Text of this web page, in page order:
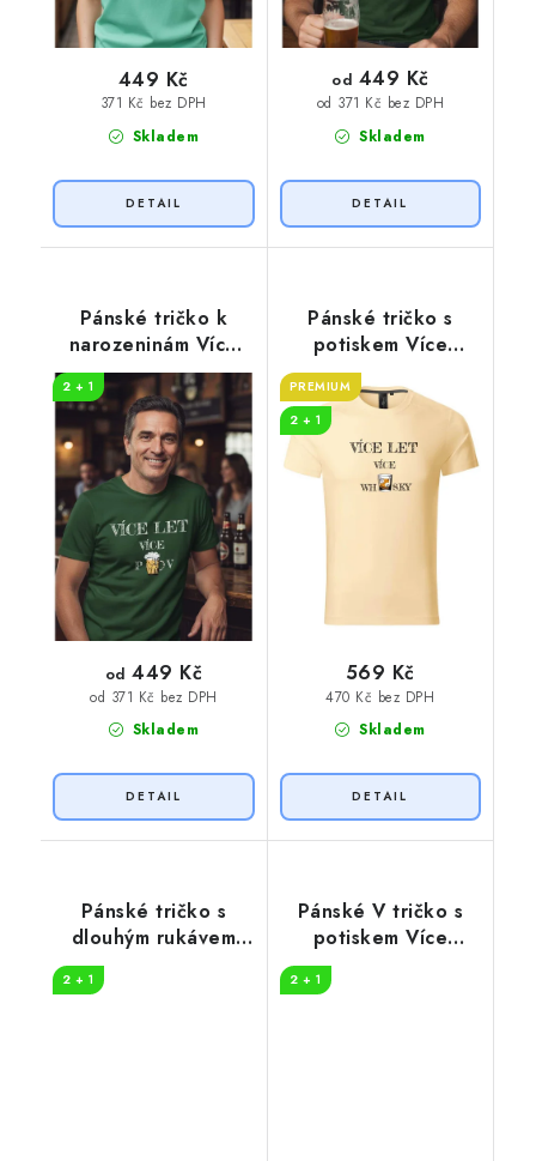
Skladem
371 Kč bez DPH
449 Kč
Skladem
od 371 Kč bez DPH
od 449 Kč
Pánské tričko k
narozeninám Více
PIV
2 + 1
Skladem
od 371 Kč bez DPH
od 449 Kč
Pánské tričko s
potiskem Více
whisky
PREMIUM
2 + 1
Skladem
470 Kč bez DPH
569 Kč
Pánské tričko s
dlouhým rukávem
Více drinku
2 + 1
Pánské V tričko s
potiskem Více
2 + 1